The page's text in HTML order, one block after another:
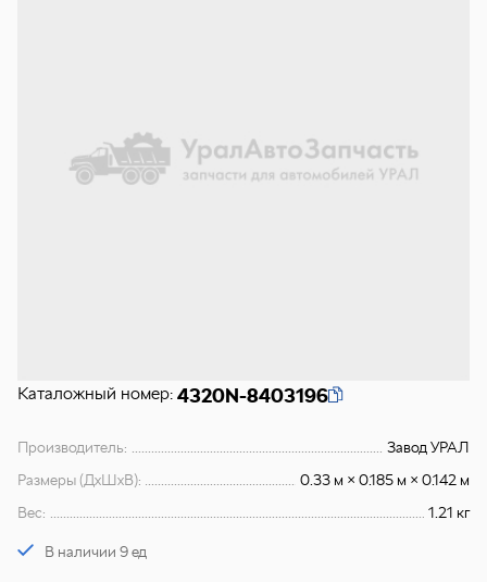
Каталожный номер: 4320N-8403196
Производитель:
Завод УРАЛ
Размеры (ДхШхВ):
0.33 м × 0.185 м × 0.142 м
Вес:
1.21 кг
В наличии 9 ед